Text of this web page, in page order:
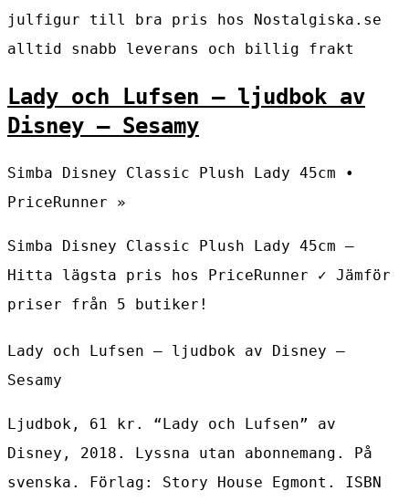
julfigur till bra pris hos Nostalgiska.se
alltid snabb leverans och billig frakt
Lady och Lufsen – ljudbok av
Disney – Sesamy
Simba Disney Classic Plush Lady 45cm •
PriceRunner »
Simba Disney Classic Plush Lady 45cm –
Hitta lägsta pris hos PriceRunner ✓ Jämför
priser från 5 butiker!
Lady och Lufsen – ljudbok av Disney –
Sesamy
Ljudbok, 61 kr. “Lady och Lufsen” av
Disney, 2018. Lyssna utan abonnemang. På
svenska. Förlag: Story House Egmont. ISBN